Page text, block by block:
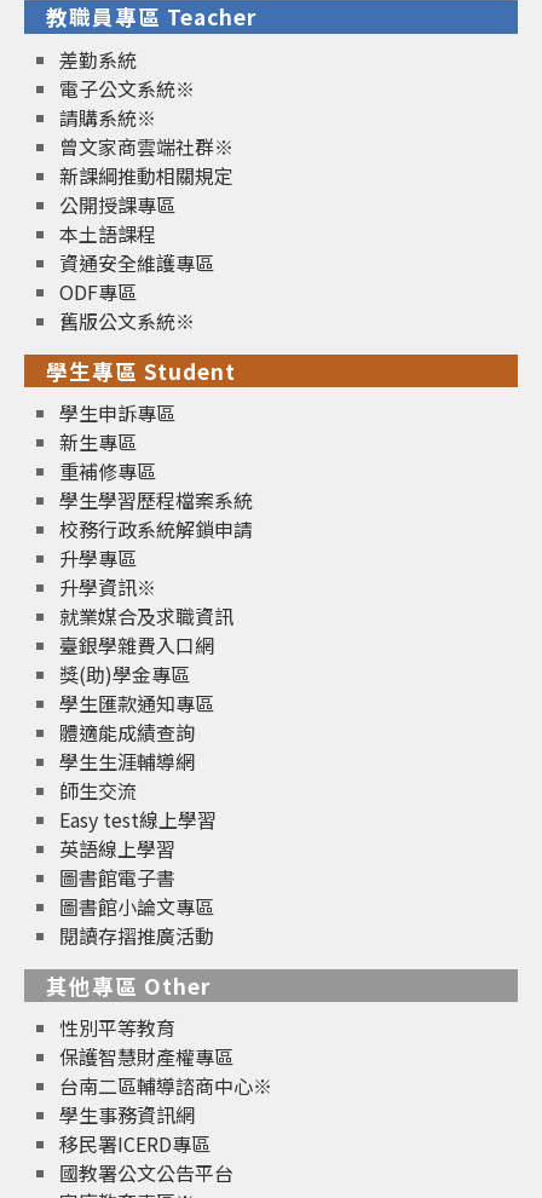
教職員專區 Teacher
差勤系統
電子公文系統※
請購系統※
曾文家商雲端社群※
新課綱推動相關規定
公開授課專區
本土語課程
資通安全維護專區
ODF專區
舊版公文系統※
學生專區 Student
學生申訴專區
新生專區
重補修專區
學生學習歷程檔案系統
校務行政系統解鎖申請
升學專區
升學資訊※
就業媒合及求職資訊
臺銀學雜費入口網
獎(助)學金專區
學生匯款通知專區
體適能成績查詢
學生生涯輔導網
師生交流
Easy test線上學習
英語線上學習
圖書館電子書
圖書館小論文專區
閱讀存摺推廣活動
其他專區 Other
性別平等教育
保護智慧財產權專區
台南二區輔導諮商中心※
學生事務資訊網
移民署ICERD專區
國教署公文公告平台